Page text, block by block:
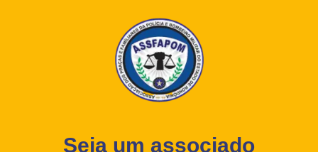
Seja um associado